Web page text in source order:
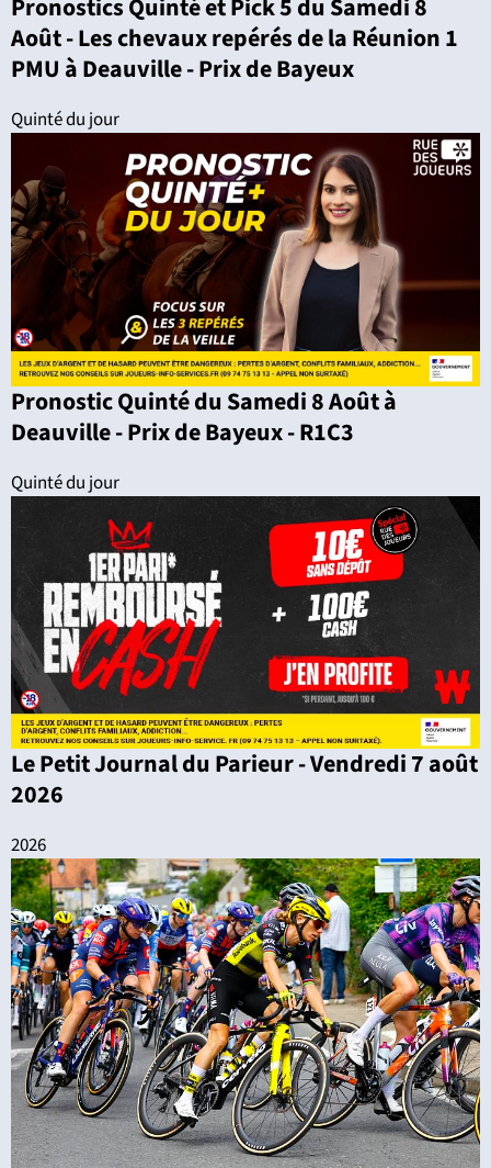
Pronostics Quinté et Pick 5 du Samedi 8
Août - Les chevaux repérés de la Réunion 1
PMU à Deauville - Prix de Bayeux
Quinté du jour
Pronostic Quinté du Samedi 8 Août à
Deauville - Prix de Bayeux - R1C3
Quinté du jour
Le Petit Journal du Parieur - Vendredi 7 août
2026
2026